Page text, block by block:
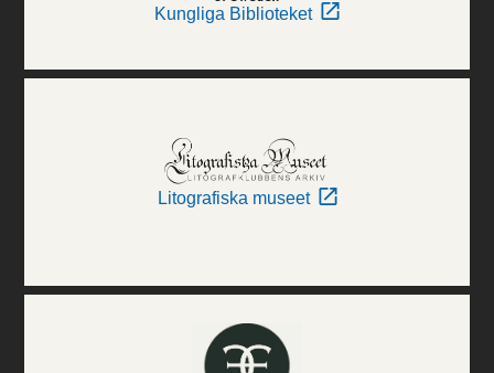
Kungliga Biblioteket
Litografiska museet